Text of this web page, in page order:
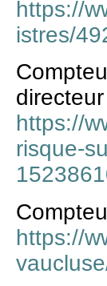
https://
istres/
https://
risque-
https://